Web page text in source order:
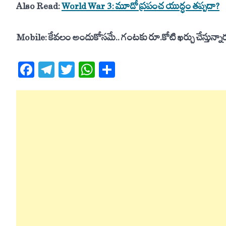
Also Read:World War 3: మూడో ప్రపంచ యుద్ధం తప్పదా?
Mobile: కేవలం అందుకోసమే.. గంటకు రూ.కోటి ఖర్చు
Facebook
Telegram
TwitterWhatsApp